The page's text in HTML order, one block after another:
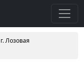
г. Лозовая